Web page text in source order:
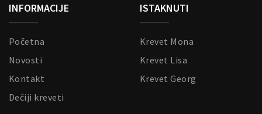
INFORMACIJE
Početna
Novosti
Kontakt
Dečiji kreveti
ISTAKNUTI
Krevet Mona
Krevet Lisa
Krevet Georg